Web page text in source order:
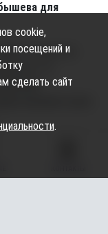
для
на участке
и 1-й
называли сроки
около
собирались
cookie,
посещений и
сделать сайт
.